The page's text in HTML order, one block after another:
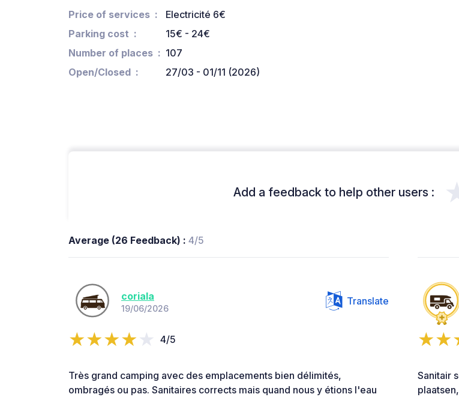
Price of services
Electricité 6€
Parking cost
15€ - 24€
Number of places
107
Open/Closed
27/03 - 01/11 (2026)
Add a feedback to help other users :
Average (26 Feedback) : 4/5
coriala
19/06/2026
Translate
4/5
Très grand camping avec des emplacements bien délimités,
ombragés ou pas. Sanitaires corrects mais quand nous y étions l'eau
Sanitair